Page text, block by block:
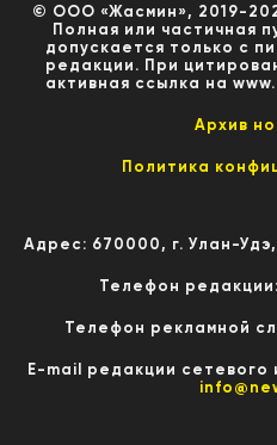
© ООО «Жасмин», 2019-
Полная или частичная
допускается только с
редакции. При
активная ссылка на
Архив
Политика
Адрес: 670000, г. Улан-
Телефон
Телефон рекламной
E-mail редакции сетевого